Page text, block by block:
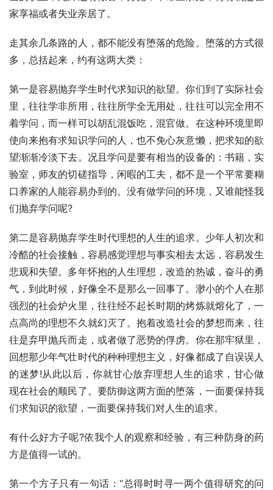
家享福或者失业亲居了。
走其余几条路的人，都不能没有堕落的危险。堕落的方式很
多，总括起来，约有这两大类：
第一是容易抛弃学生时代求知识的欲望。你们到了实际社会
里，往往学非所用，往往所学全无用处，往往可以完全用不
着学问，而一样可以胡乱混饭吃，混官做。在这种环境里即
使向来抱有求知识学问的人，也不免心灰意懒，把求知的欲
望渐渐冷淡下去。况且学问是要有相当的设备的：书籍，实
验室，师友的切磋指导，闲暇的工夫，都不是一个平常要糊
口养家的人能容易办到的。没有做学问的环境，又谁能怪我
们抛弃学问呢?
第二是容易抛弃学生时代理想的人生的追求。少年人初次和
冷酷的社会接触，容易感觉理想与事实相去太远，容易发生
悲观和失望。多年怀抱的人生理想，改造的热诚，奋斗的勇
气，到此时候，好像全不是那么一回事了。渺小的个人在那
强烈的社会炉火里，往往经不起长时期的烤炼就熔化了，一
点高尚的理想不久就幻灭了。抱着改造社会的梦想而来，往
往是弃甲抛兵而走，或者做了恶势的俘虏。你在那牢狱里，
回想那少年气壮时代的种种理想主义，好像都成了自误误人
的迷梦!从此以后，你就甘心放弃理想人生的追求，甘心做
现在社会的顺民了。要防御这两方面的堕落，一面要保持我
们求知识的欲望，一面要保持我们对人生的追求。
有什么好方子呢?依我个人的观察和经验，有三种防身的药
方是值得一试的。
第一个方子只有一句话：“总得时时寻一两个值得研究的问